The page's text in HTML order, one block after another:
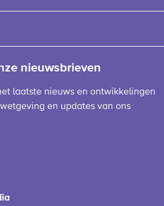
nieuwsbrieven
laatste nieuws en ontwikkelingen
en updates van ons